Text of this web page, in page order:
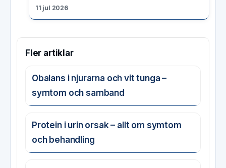
11 jul 2026
Fler artiklar
Obalans i njurarna och vit tunga –
symtom och samband
Protein i urin orsak – allt om symtom
och behandling